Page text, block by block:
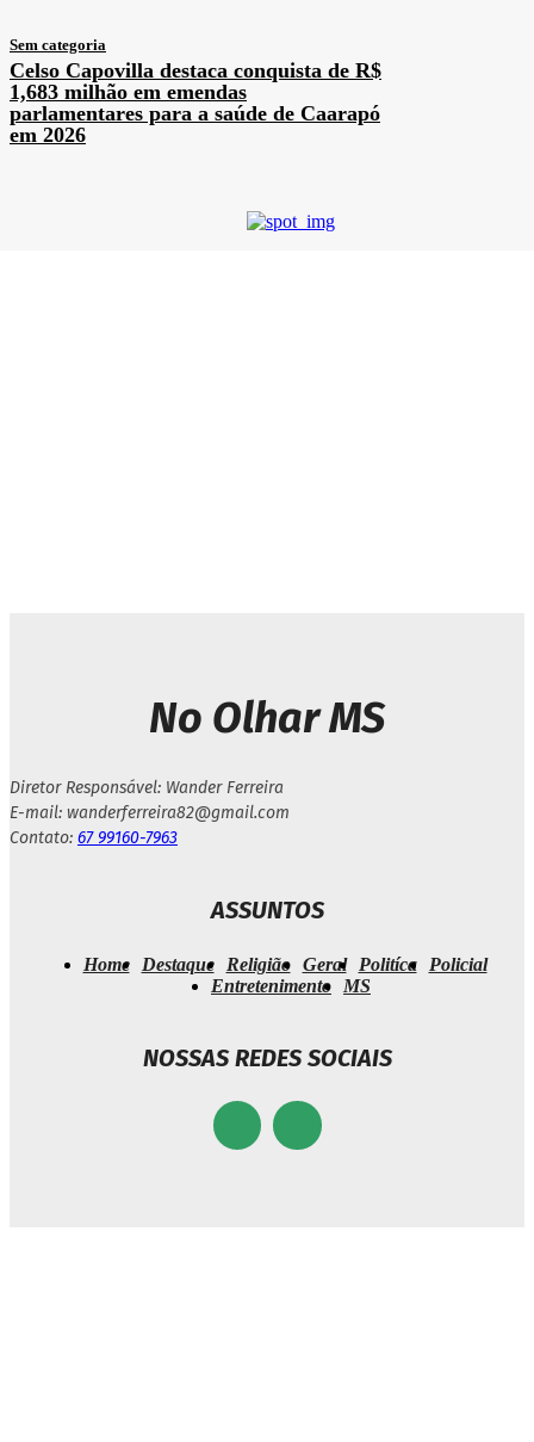
Sem categoria
Celso Capovilla destaca conquista de R$
1,683 milhão em emendas
parlamentares para a saúde de Caarapó
em 2026
No Olhar MS
Diretor Responsável: Wander Ferreira
E-mail: wanderferreira82@gmail.com
Contato: 67 99160-7963
ASSUNTOS
Home Destaque Religião Geral Politíca
Policial
Entretenimento
MS
NOSSAS REDES SOCIAIS